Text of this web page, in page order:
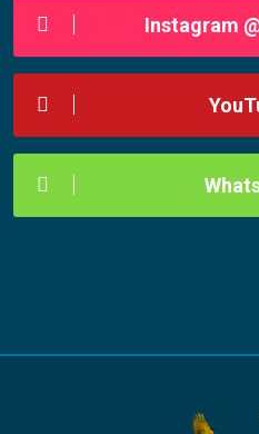
Instagram